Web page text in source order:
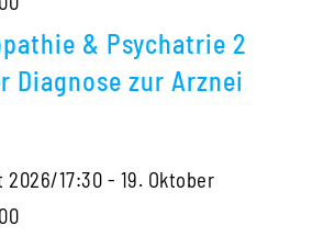
& Psychatrie 2
Diagnose zur Arznei
&
Psychatrie
der
2026/17:30 - 19. Oktober